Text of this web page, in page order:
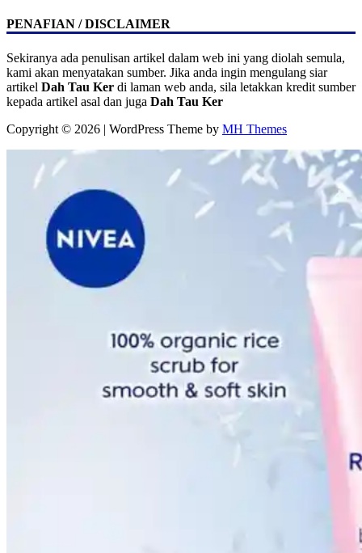
PENAFIAN / DISCLAIMER
Sekiranya ada penulisan artikel dalam web ini yang diolah semula,
kami akan menyatakan sumber. Jika anda ingin mengulang siar
artikel Dah Tau Ker di laman web anda, sila letakkan kredit sumber
kepada artikel asal dan juga Dah Tau Ker
Copyright © 2026 | WordPress Theme by MH Themes